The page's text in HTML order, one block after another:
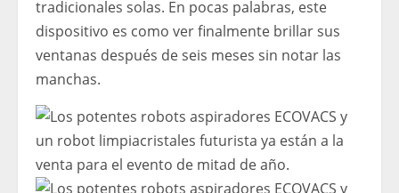
tradicionales solas. En pocas palabras, este
dispositivo es como ver finalmente brillar sus
ventanas después de seis meses sin notar las
manchas.